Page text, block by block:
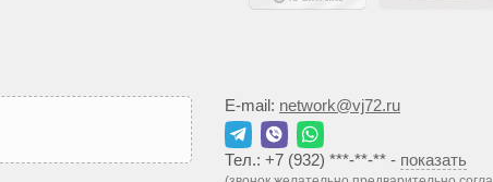
E-mail: network@vj72.ru
Тел.: +7 (932) ***-**-** - показать